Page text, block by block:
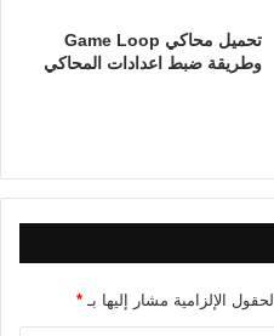
تحميل محاكي Game Loop
وطريقة ضبط اعدادات المحاكي
الحقول الإلزامية مشار إليها بـ *